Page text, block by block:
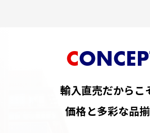
輸入直売だからこ
価格と多彩な品